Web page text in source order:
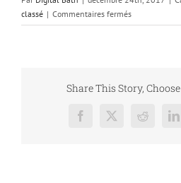
classé | Commentaires ferméssur
La
elle
Share This Story,
Facebook
X Reddit